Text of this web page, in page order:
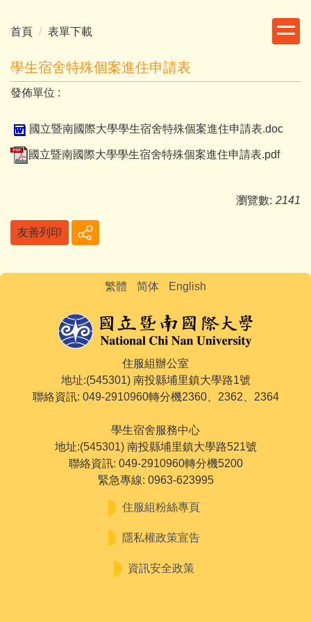
到
要
內
容
首頁 表單下載
學生宿舍特殊個案進住申請表
發佈單位 :
國立暨南國際大學學生宿舍特殊個案進住申請表.doc
國立暨南國際大學學生宿舍特殊個案進住申請表.pdf
瀏覽數: 2141
友善列印
繁體 简体 English
住服組辦公室
地址:(545301) 南投縣埔里鎮大學路1號
聯絡資訊: 049-2910960轉分機2360、2362、2364
學生宿舍服務中心
地址:(545301) 南投縣埔里鎮大學路521號
聯絡資訊: 049-2910960轉分機5200
緊急專線: 0963-623995
住服組粉絲專頁
隱私權政策宣告
資訊安全政策